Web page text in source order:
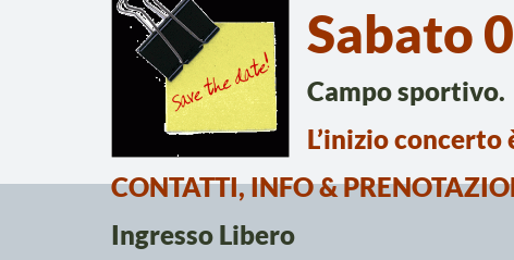
Sabato
Campo sportivo.
L’inizio
CONTATTI, INFO &
Ingresso Libero